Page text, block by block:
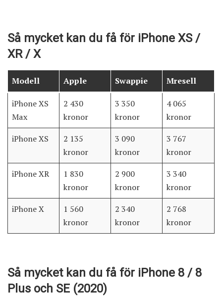
Så mycket kan du få för iPhone XS /
XR / X
Modell Apple Swappie Mresell
iPhone XS
Max
2 430
kronor
3 350
kronor
4 065
kronor
iPhone XS
2 135
kronor
3 090
kronor
3 767
kronor
iPhone XR
1 830
kronor
2 900
kronor
3 340
kronor
iPhone X
1 560
kronor
2 340
kronor
2 768
kronor
Så mycket kan du få för iPhone 8 / 8
Plus och SE (2020)